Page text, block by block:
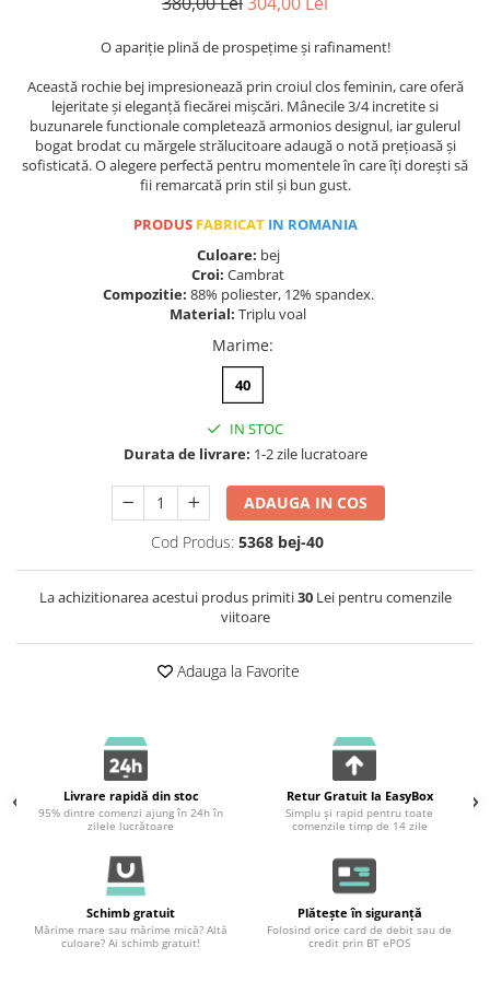
O apariție plină de prospețime și rafinament!
Această rochie bej impresionează prin croiul clos feminin, care oferă
lejeritate și eleganță fiecărei mișcări. Mânecile 3/4 incretite si
buzunarele functionale completează armonios designul, iar gulerul
bogat brodat cu mărgele strălucitoare adaugă o notă prețioasă și
sofisticată. O alegere perfectă pentru momentele în care îți dorești să
fii remarcată prin stil și bun gust.
PRODUS FABRICATIN ROMANIA
Culoare: bej
Croi: Cambrat
Compozitie: 88% poliester, 12% spandex.
Material: Triplu voal
Marime:
40
IN STOC
Durata de livrare: 1-2 zile lucratoare
ADAUGA IN COS
Cod Produs: 5368 bej-40
La achizitionarea acestui produs primiti30Lei pentru comenzile
viitoare
Adauga la Favorite
Livrare rapidă din stoc
95% dintre comenzi ajung în 24h în
zilele lucrătoare
Retur Gratuit la EasyBox
Simplu și rapid pentru toate
comenzile timp de 14 zile
Schimb gratuit
Mărime mare sau mărime mică? Altă
culoare? Ai schimb gratuit!
Plătește în siguranță
Folosind orice card de debit sau de
credit prin BT ePOS